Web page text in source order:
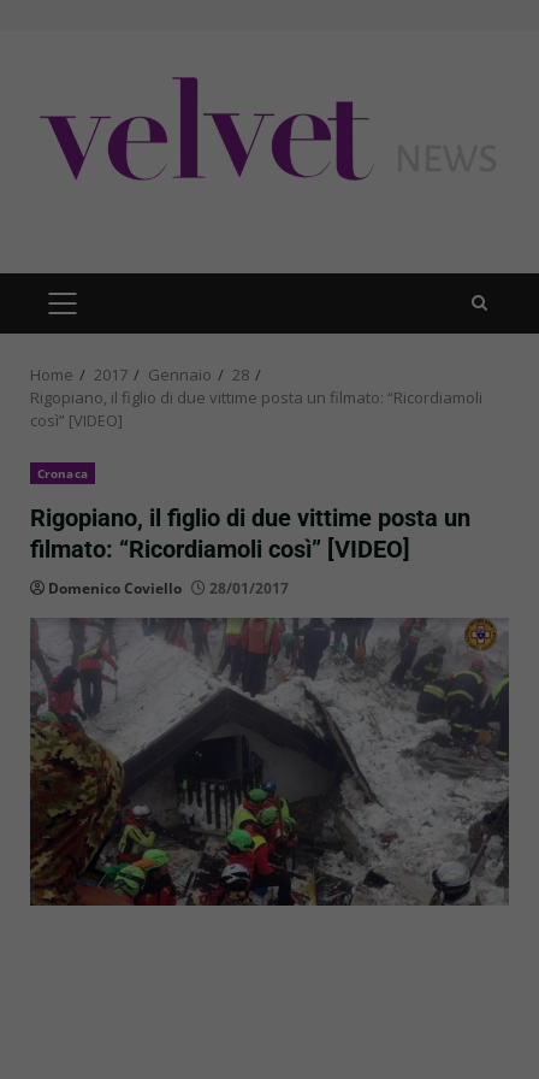
PRIMARY
MENU
Home 2017 Gennaio
28
Rigopiano, il figlio di due vittime posta un filmato: “Ricordiamoli
così” [VIDEO]
Cronaca
Rigopiano, il figlio di due vittime posta un
filmato: “Ricordiamoli così” [VIDEO]
Domenico Coviello 28/01/2017